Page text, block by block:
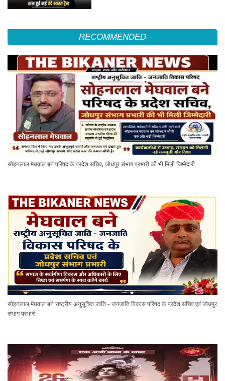
RECOMMENDED
सोहनलाल मेघवाल बने परिषद के प्रदेश सचिव, जोधपुर संभाग प्रभारी की भी मिली जिम्मेदारी
सोहनलाल मेघवाल बने राष्ट्रीय अनुसूचित जाति - जनजाति विकास परिषद के प्रदेश सचिव एवं जोधपुर
संभाग प्रभारी